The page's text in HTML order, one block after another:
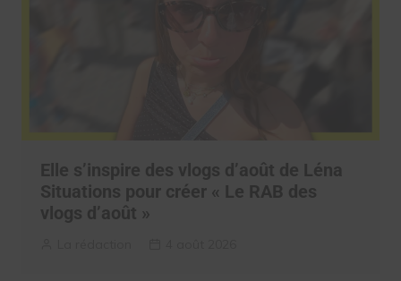
Elle s’inspire des vlogs d’août de Léna
Situations pour créer « Le RAB des
vlogs d’août »